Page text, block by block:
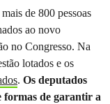
de 800 pessoas
ao novo
no Congresso. Na
lotados e os
. Os deputados
formas de garantir a